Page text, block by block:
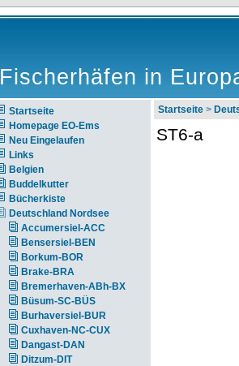
Fischerhäfen in
Startseite
Homepage EO-Ems
Neu Eingelaufen
Links
Belgien
Buddelkutter
Bücherkiste
Deutschland Nordsee
Accumersiel-ACC
Bensersiel-BEN
Borkum-BOR
Brake-BRA
Bremerhaven-ABh-BX
Büsum-SC-BÜS
Burhaversiel-BUR
Cuxhaven-NC-CUX
Dangast-DAN
Ditzum-DIT
Startseite >
ST6-a